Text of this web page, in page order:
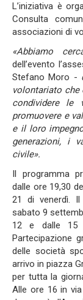
L’iniziativa è
Consulta
associazioni di
«Abbiamo
dell’evento
Stefano Moro -
volontariato
condividere le
promuovere e
e il loro
generazioni, i
civile».
Il programma
dalle ore 19,30
21 di venerdì.
sabato 9
12 e dalle 15
Partecipazione
delle società
arrivo in piazza
per tutta la
Alle ore 16 in via